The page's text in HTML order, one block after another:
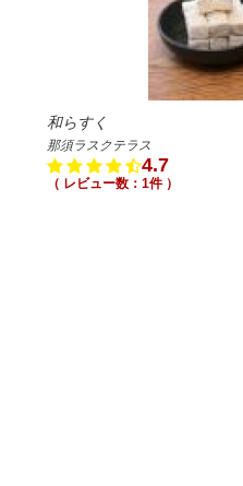
和らすく
那須ラスクテラス
4.7
（ レビュー数：1件 ）